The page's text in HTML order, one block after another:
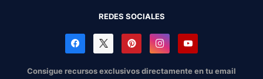
REDES SOCIALES
Consigue recursos exclusivos directamente en tu email